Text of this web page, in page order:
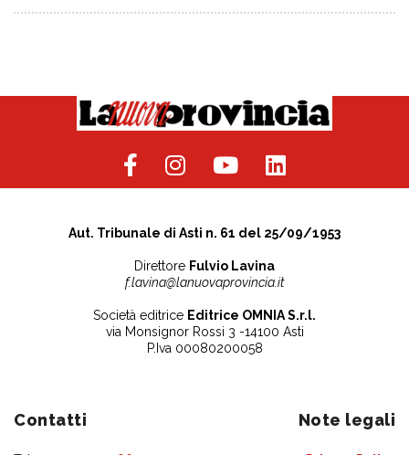
Aut. Tribunale di Asti n. 61 del 25/09/1953
Direttore Fulvio Lavina
f.lavina@lanuovaprovincia.it
Società editrice Editrice OMNIA S.r.l.
via Monsignor Rossi 3 -14100 Asti
P.Iva 00080200058
Contatti Note legali